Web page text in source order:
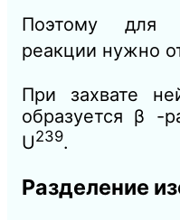
Поэтому для
реакции нужно
При захвате
образуется β -
U239.
Разделение